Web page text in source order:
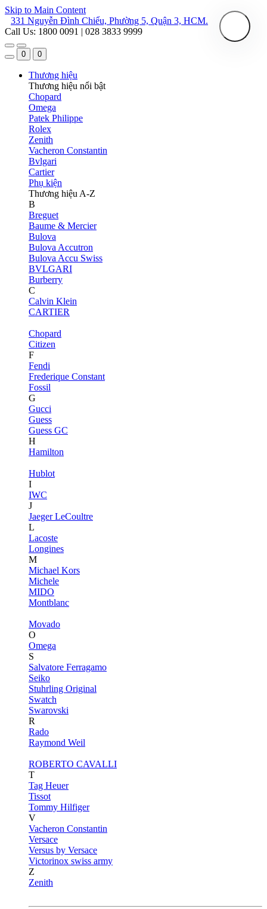
Skip to Main Content
331 Nguyễn Đình Chiểu, Phường 5, Quận 3, HCM.
Call Us: 1800 0091 | 028 3833 9999
0 0
Thương hiệu
Thương hiệu nổi bật
Chopard
Omega
Patek Philippe
Rolex
Zenith
Vacheron Constantin
Bvlgari
Cartier
Phụ kiện
Thương hiệu A-Z
B
Breguet
Baume & Mercier
Bulova
Bulova Accutron
Bulova Accu Swiss
BVLGARI
Burberry
C
Calvin Klein
CARTIER
Chopard
Citizen
F
Fendi
Frederique Constant
Fossil
G
Gucci
Guess
Guess GC
H
Hamilton
Hublot
I
IWC
J
Jaeger LeCoultre
L
Lacoste
Longines
M
Michael Kors
Michele
MIDO
Montblanc
Movado
O
Omega
S
Salvatore Ferragamo
Seiko
Stuhrling Original
Swatch
Swarovski
R
Rado
Raymond Weil
ROBERTO CAVALLI
T
Tag Heuer
Tissot
Tommy Hilfiger
V
Vacheron Constantin
Versace
Versus by Versace
Victorinox swiss army
Z
Zenith